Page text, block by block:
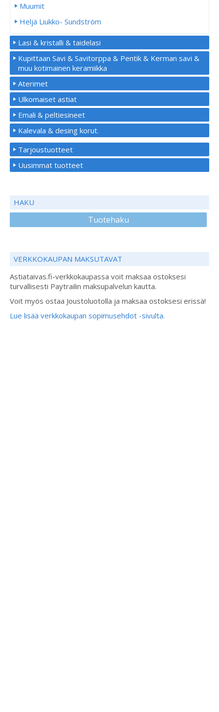
Muumit
Heljä Liukko- Sundström
Lasi & kristalli & taidelasi
Kupittaan Savi & Savitorppa & Pentik & Kerman savi &
muu kotimainen keramiikka
Aterimet
Ulkomaiset astiat
Emali & peltiesineet
Kalevala & desing korut.
Tarjoustuotteet
Uusimmat tuotteet
HAKU
Tuotehaku
VERKKOKAUPAN MAKSUTAVAT
Astiataivas.fi-verkkokaupassa voit maksaa ostoksesi
turvallisesti Paytrailin maksupalvelun kautta.
Voit myös ostaa Joustoluotolla ja maksaa ostoksesi erissä!
Lue lisää verkkokaupan sopimusehdot -sivulta.